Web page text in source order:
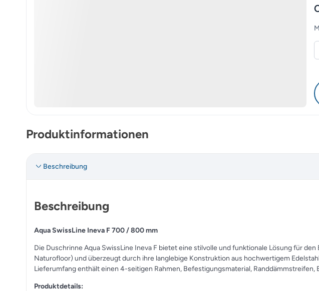
Produktinformationen
Beschreibung
Beschreibung
Aqua SwissLine Ineva F 700 / 800 mm
Die Duschrinne Aqua SwissLine Ineva F bietet eine stilvolle und funktionale Lösung für
Naturofloor) und überzeugt durch ihre langlebige Konstruktion aus hochwertigem
Lieferumfang enthält einen 4-seitigen Rahmen, Befestigungsmaterial,
Produktdetails: